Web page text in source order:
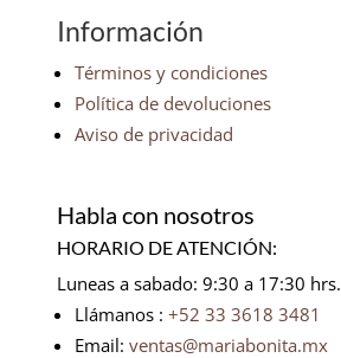
Información
Términos y condiciones
Política de devoluciones
Aviso de privacidad
Habla con nosotros
HORARIO DE ATENCIÓN:
Luneas a sabado: 9:30 a 17:30 hrs.
Llámanos : +52 33 3618 3481
Email: ventas@mariabonita.mx